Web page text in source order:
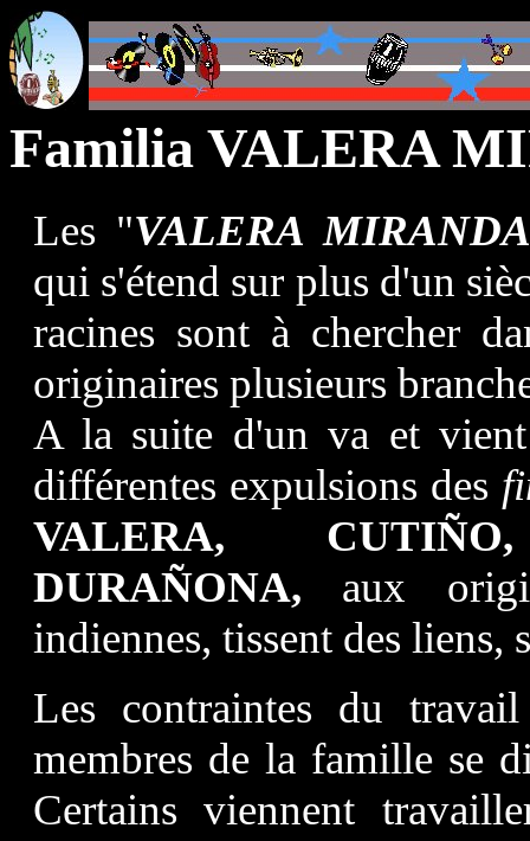
Familia VALERA
Les "VALERA
qui s'étend sur plus d'un
racines sont à chercher
originaires plusieurs
A la suite d'un va et
différentes expulsions des
VALERA,
DURAÑONA, aux
indiennes, tissent des liens,
Les contraintes du
membres de la famille se
Certains viennent